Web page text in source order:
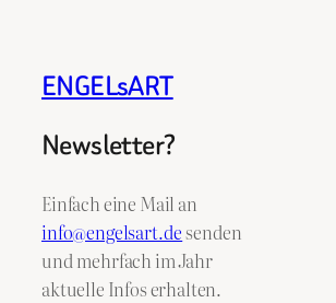
ENGELsART
Newsletter?
Einfach eine Mail an
info@engelsart.desenden
und mehrfach im Jahr
aktuelle Infos erhalten.